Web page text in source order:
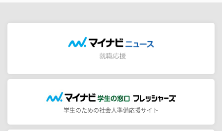
学生のための社会人準備応援サイト